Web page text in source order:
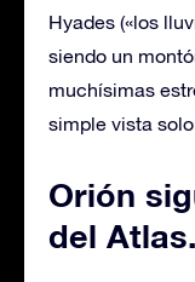
Hyades («los
siendo un
muchísimas
simple vista
Orión
del Atlas.